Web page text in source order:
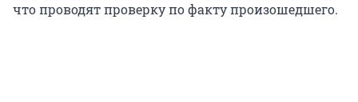
что проводят проверку по факту произошедшего.